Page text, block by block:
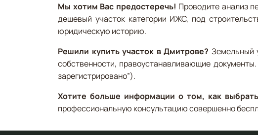
Мы хотим Вас предостеречь! Проводите анализ
дешевый участок категории ИЖС, под
юридическую историю.
Решили купить участок в Дмитрове? Земельный
собственности, правоустанавливающие
зарегистрировано”).
Хотите больше информации о том, как
профессиональную консультацию совершенно